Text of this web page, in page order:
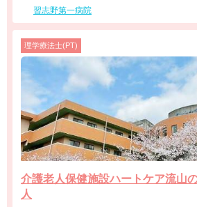
習志野第一病院
理学療法士(PT)
介護老人保健施設ハートケア流山
人